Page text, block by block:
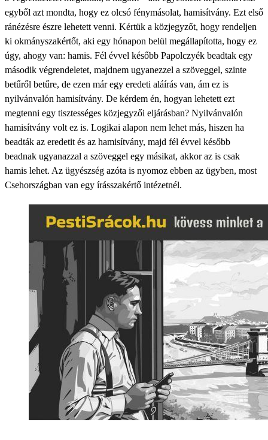
egyből azt mondta, hogy ez olcsó fénymásolat, hamisítvány. Ezt első
ránézésre észre lehetett venni. Kértük a közjegyzőt, hogy rendeljen
ki okmányszakértőt, aki egy hónapon belül megállapította, hogy ez
úgy, ahogy van: hamis. Fél évvel később Papolczyék beadtak egy
második végrendeletet, majdnem ugyanezzel a szöveggel, szinte
betűről betűre, de ezen már egy eredeti aláírás van, ám ez is
nyilvánvalón hamisítvány. De kérdem én, hogyan lehetett ezt
megtenni egy tisztességes közjegyzői eljárásban? Nyilvánvalón
hamisítvány volt ez is. Logikai alapon nem lehet más, hiszen ha
beadták az eredetit és az hamisítvány, majd fél évvel később
beadnak ugyanazzal a szöveggel egy másikat, akkor az is csak
hamis lehet. Az ügyészség azóta is nyomoz ebben az ügyben, most
Csehországban van egy írásszakértő intézetnél.